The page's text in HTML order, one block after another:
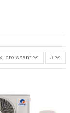
croissant 3